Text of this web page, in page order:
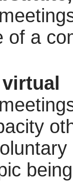
of a